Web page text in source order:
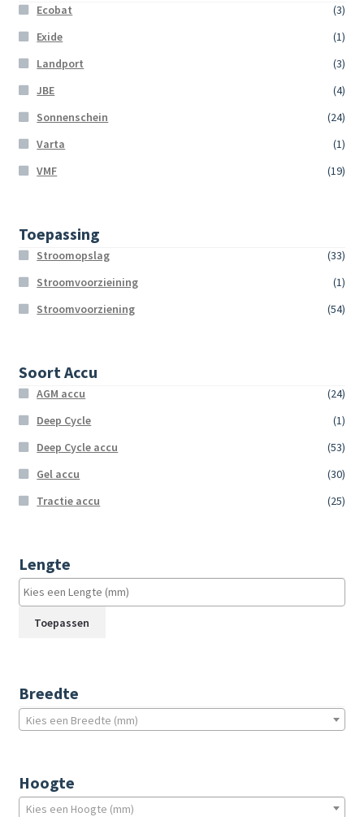
Ecobat
(3)
Exide
(1)
Landport
(3)
JBE
(4)
Sonnenschein
(24)
Varta
(1)
VMF
(19)
Toepassing
Stroomopslag
(33)
Stroomvoorzieining
(1)
Stroomvoorziening
(54)
Soort Accu
AGM accu
(24)
Deep Cycle
(1)
Deep Cycle accu
(53)
Gel accu
(30)
Tractie accu
(25)
Lengte
Toepassen
Breedte
Kies een Breedte (mm)
Hoogte
Kies een Hoogte (mm)